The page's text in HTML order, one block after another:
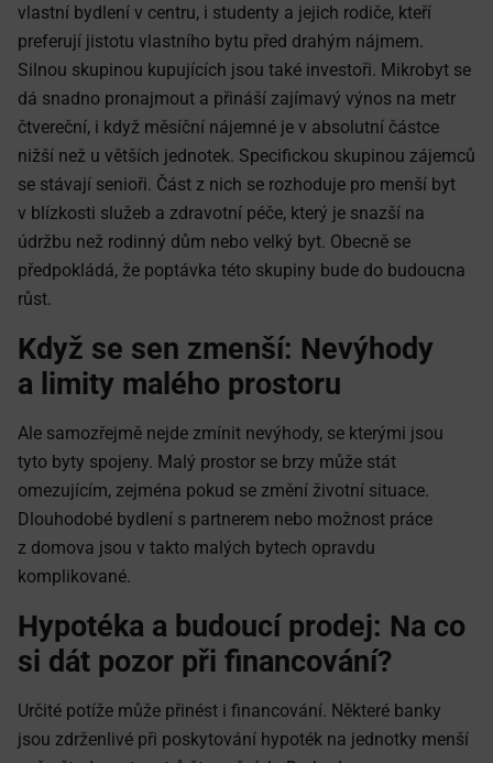
vlastní bydlení v centru, i studenty a jejich rodiče, kteří
preferují jistotu vlastního bytu před drahým nájmem.
Silnou skupinou kupujících jsou také investoři. Mikrobyt se
dá snadno pronajmout a přináší zajímavý výnos na metr
čtvereční, i když měsíční nájemné je v absolutní částce
nižší než u větších jednotek. Specifickou skupinou zájemců
se stávají senioři. Část z nich se rozhoduje pro menší byt
v blízkosti služeb a zdravotní péče, který je snazší na
údržbu než rodinný dům nebo velký byt. Obecně se
předpokládá, že poptávka této skupiny bude do budoucna
růst.
Když se sen zmenší: Nevýhody
a limity malého prostoru
Ale samozřejmě nejde zmínit nevýhody, se kterými jsou
tyto byty spojeny. Malý prostor se brzy může stát
omezujícím, zejména pokud se změní životní situace.
Dlouhodobé bydlení s partnerem nebo možnost práce
z domova jsou v takto malých bytech opravdu
komplikované.
Hypotéka a budoucí prodej: Na co
si dát pozor při financování?
Určité potíže může přinést i financování. Některé banky
jsou zdrženlivé při poskytování hypoték na jednotky menší